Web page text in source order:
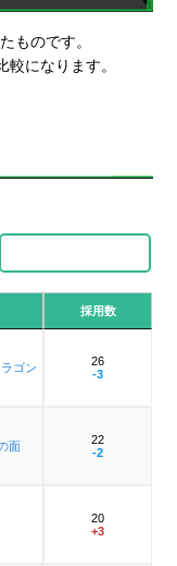
ものです。
になります。
採用数
ゴン
26
-3
面
22
-2
20
+3